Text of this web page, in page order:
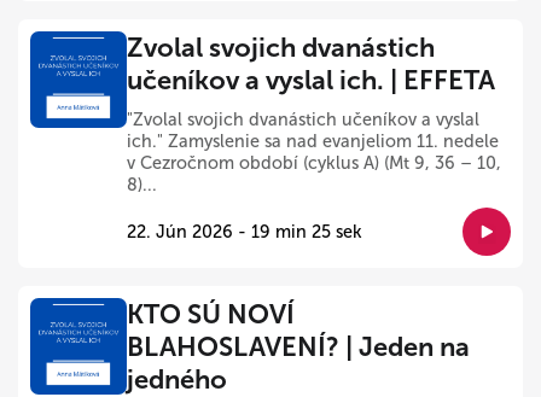
Zvolal svojich dvanástich
učeníkov a vyslal ich. | EFFETA
"Zvolal svojich dvanástich učeníkov a vyslal
ich." Zamyslenie sa nad evanjeliom 11. nedele
v Cezročnom období (cyklus A) (Mt 9, 36 – 10,
8)...
22. Jún 2026 - 19 min 25 sek
KTO SÚ NOVÍ
BLAHOSLAVENÍ? | Jeden na
jedného